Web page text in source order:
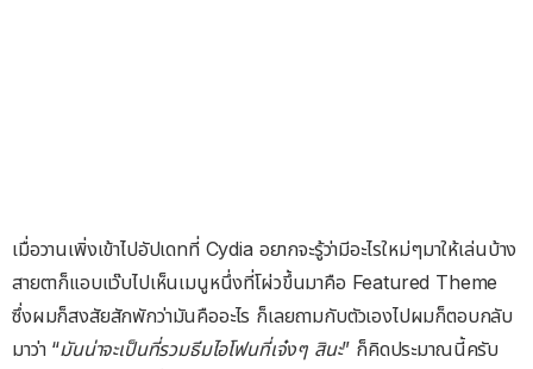
เมื่อวานเพิ่งเข้าไปอัปเดทที่ Cydia อยากจะรู้ว่ามีอะไรใหม่ๆมาให้เล่นบ้าง
สายตาก็แอบแว๊บไปเห็นเมนูหนึ่งที่โผ่วขึ้นมาคือ Featured Theme
ซึ่งผมก็สงสัยสักพักว่ามันคืออะไร ก็เลยถามกับตัวเองไปผมก็ตอบกลับ
มาว่า “มันน่าจะเป็นที่รวมธีมไอโฟนที่เจ๋งๆ สินะ” ก็คิดประมาณนี้ครับ